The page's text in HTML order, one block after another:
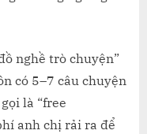
nghề trò chuyện”
có 5–7 câu chuyện
là “free
anh chị rải ra để